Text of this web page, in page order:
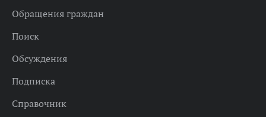
Обращения граждан
Поиск
Обсуждения
Подписка
Справочник